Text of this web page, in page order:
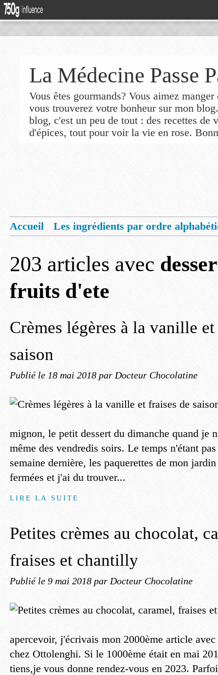
La Médecine Passe
Vous êtes gourmands? Vous aimez
vous trouverez votre bonheur sur mon
blog, c'est un peu de tout : des recettes de
d'épices, tout pour voir la vie en rose.
Accueil
Les ingrédients par ordre
203 articles avec
fruits d'ete
Crèmes légères à la vanille
saison
Publié le 18 mai 2018 par Docteur Chocolatine
mignon, le petit dessert du dimanche quand je
même des vendredis soirs. Le temps n'étant
semaine dernière, les paquerettes de mon
fermées et j'ai du trouver...
LIRE LA SUITE
Petites crèmes au chocolat,
fraises et chantilly
Publié le 9 mai 2018 par Docteur Chocolatine
apercevoir, j'écrivais mon 2000ème article
chez Ottolenghi. Si le 1000ème était en mai
tiens,je vous donne rendez-vous en 2023.